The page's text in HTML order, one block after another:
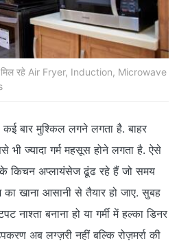
मिल रहे Air Fryer, Induction, Microwave
कई बार मुश्किल लगने लगता है. बाहर
भी ज्यादा गर्म महसूस होने लगता है. ऐसे
किचन अप्लायंसेज ढूंढ रहे हैं जो समय
खाना आसानी से तैयार हो जाए. सुबह
बनाना हो या गर्मी में हल्का डिनर
अब लग्ज़री नहीं बल्कि रोज़मर्रा की